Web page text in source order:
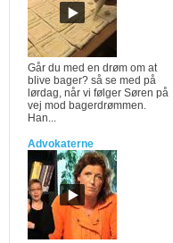
Går du med en drøm om at
blive bager? så se med på
lørdag, når vi følger Søren på
vej mod bagerdrømmen.
Han...
Advokaterne